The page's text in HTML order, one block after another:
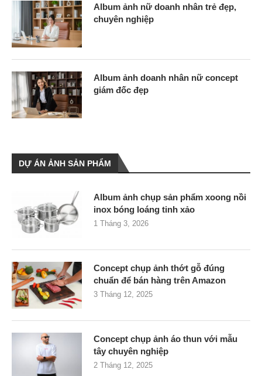
Album ảnh nữ doanh nhân trẻ đẹp,
chuyên nghiệp
Album ảnh doanh nhân nữ concept
giám đốc đẹp
DỰ ÁN ẢNH SẢN PHẨM
Album ảnh chụp sản phẩm xoong nồi
inox bóng loáng tinh xảo
1 Tháng 3, 2026
Concept chụp ảnh thớt gỗ đúng
chuẩn để bán hàng trên Amazon
3 Tháng 12, 2025
Concept chụp ảnh áo thun với mẫu
tây chuyên nghiệp
2 Tháng 12, 2025